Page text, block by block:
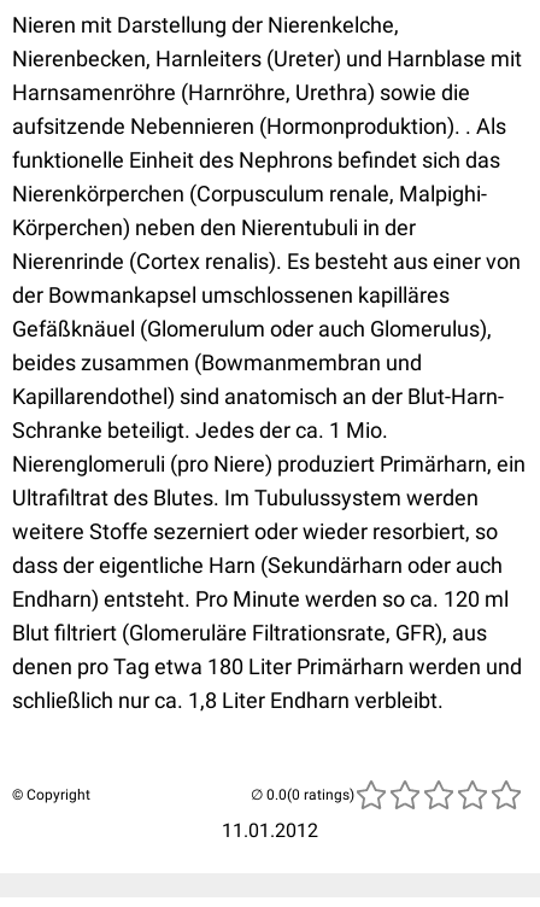
Nieren mit Darstellung der Nierenkelche,
Nierenbecken, Harnleiters (Ureter) und Harnblase mit
Harnsamenröhre (Harnröhre, Urethra) sowie die
aufsitzende Nebennieren (Hormonproduktion). . Als
funktionelle Einheit des Nephrons befindet sich das
Nierenkörperchen (Corpusculum renale, Malpighi-
Körperchen) neben den Nierentubuli in der
Nierenrinde (Cortex renalis). Es besteht aus einer von
der Bowmankapsel umschlossenen kapilläres
Gefäßknäuel (Glomerulum oder auch Glomerulus),
beides zusammen (Bowmanmembran und
Kapillarendothel) sind anatomisch an der Blut-Harn-
Schranke beteiligt. Jedes der ca. 1 Mio.
Nierenglomeruli (pro Niere) produziert Primärharn, ein
Ultrafiltrat des Blutes. Im Tubulussystem werden
weitere Stoffe sezerniert oder wieder resorbiert, so
dass der eigentliche Harn (Sekundärharn oder auch
Endharn) entsteht. Pro Minute werden so ca. 120 ml
Blut filtriert (Glomeruläre Filtrationsrate, GFR), aus
denen pro Tag etwa 180 Liter Primärharn werden und
schließlich nur ca. 1,8 Liter Endharn verbleibt.
© Copyright
11.01.2012
(0 ratings)